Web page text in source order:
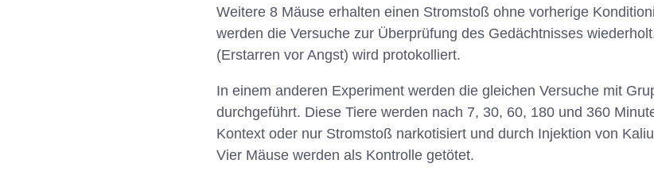
Weitere 8 Mäuse erhalten einen Stromstoß ohne vorherige
werden die Versuche zur Überprüfung des Gedächtnisses
(Erstarren vor Angst) wird protokolliert.
In einem anderen Experiment werden die gleichen Versuche mit
durchgeführt. Diese Tiere werden nach 7, 30, 60, 180 und 360
Kontext oder nur Stromstoß narkotisiert und durch Injektion von
Vier Mäuse werden als Kontrolle getötet.